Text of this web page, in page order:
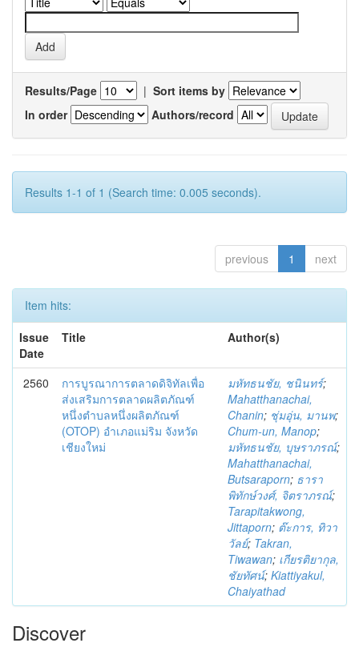
Results/Page | Sort items by
In order
Authors/record
Results 1-1 of 1 (Search time: 0.005 seconds).
previous 1 next
Item hits:
Issue
Date
Title Author(s)
2560
การบูรณาการตลาดดิจิทัลเพื่อ
ส่งเสริมการตลาดผลิตภัณฑ์
หนึ่งตำบลหนึ่งผลิตภัณฑ์
(OTOP) อำเภอแม่ริม จังหวัด
เชียงใหม่
มหัทธนชัย, ชนินทร์;
Mahatthanachai,
Chanin; ชุ่มอุ่น, มานพ;
Chum-un, Manop;
มหัทธนชัย, บุษราภรณ์;
Mahatthanachai,
Butsaraporn; ธารา
พิทักษ์วงศ์, จิตราภรณ์;
Tarapitakwong,
Jittaporn; ต๊ะการ, ทิวา
วัลย์; Takran,
Tiwawan; เกียรติยากุล,
ชัยทัศน์; Kiattiyakul,
Chaiyathad
Discover